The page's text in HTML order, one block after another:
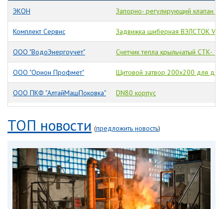
ЭКОН Запорно- регулирующий клапан
Комплект Сервис Задвижка шиберная ВЭЛСТОК
ООО "ВодоЭнергоучет" Счетчик тепла крыльчатый СТК-
ООО "Орион Профмет" Щитовой затвор 200х200 для для
ООО ПКФ "АлтайМашПоковка" DN80 корпус
ТОП новости (предложить новость)